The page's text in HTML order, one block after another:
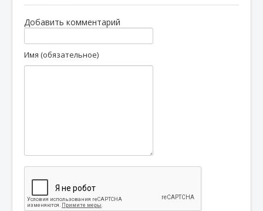
Добавить комментарий
Имя (обязательное)